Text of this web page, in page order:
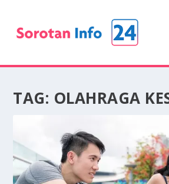
TAG: OLAHRAGA